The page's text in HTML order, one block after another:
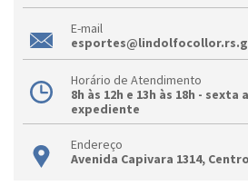
E-mail
Horário de Atendimento
8h às 12h e 13h às 18h -
expediente
Endereço
Avenida Capivara 1314, Centro